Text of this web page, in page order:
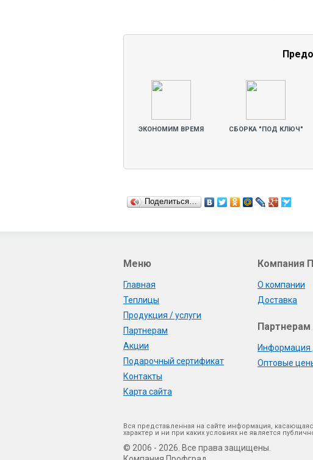
ЭКОНОМИМ ВРЕМЯ СБОРКА "ПОД КЛЮЧ"
Поделиться…
Меню
Главная
Теплицы
Продукция / услуги
Партнерам
Акции
Подарочный сертификат
Контакты
Карта сайта
Компания
О компании
Доставка
Партнерам
Информация
Оптовые
Вся представленная на сайте информация,
характер и ни при каких условиях не является
© 2006 - 2026. Все права защищены.